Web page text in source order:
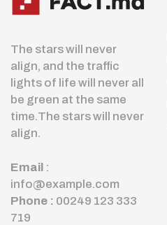
The stars will never
align, and the traffic
lights of life will never all
be green at the same
time.The stars will never
align.
Email :
info@example.com
Phone : 00249 123 333
719